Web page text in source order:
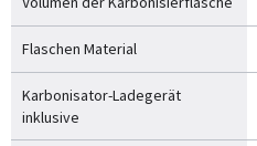
Flaschen Material
Karbonisator-Ladegerät
inklusive